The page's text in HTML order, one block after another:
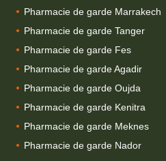
Pharmacie de garde Marrakech
Pharmacie de garde Tanger
Pharmacie de garde Fes
Pharmacie de garde Agadir
Pharmacie de garde Oujda
Pharmacie de garde Kenitra
Pharmacie de garde Meknes
Pharmacie de garde Nador